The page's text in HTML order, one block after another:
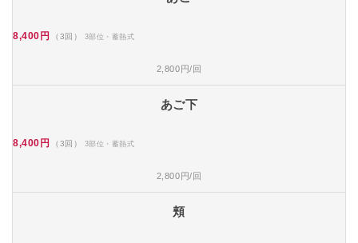
8,400円 （3回） 3部位・蓄熱式
2,800円/回
あご下
8,400円 （3回） 3部位・蓄熱式
2,800円/回
頬